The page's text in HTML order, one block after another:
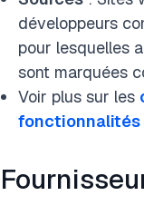
développeurs
pour lesquelles
sont marquées
Voir plus sur les
fonctionnalités